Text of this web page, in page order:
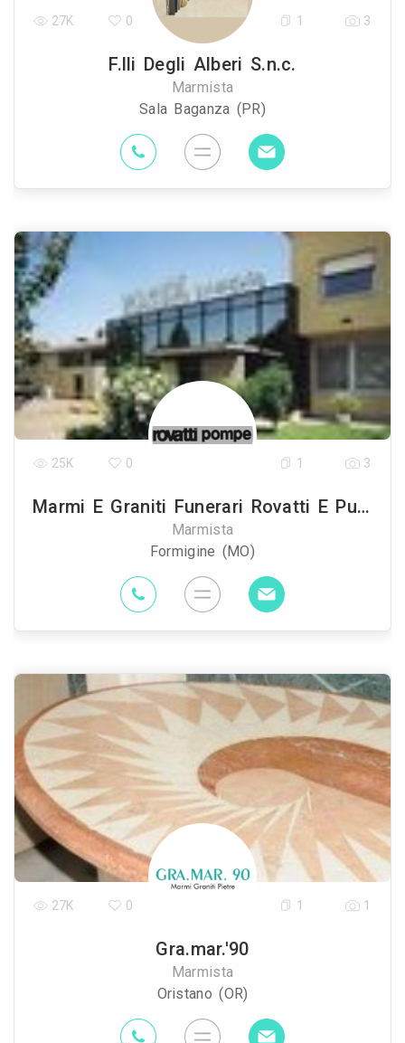
F.lli Degli Alberi S.n.c.
Marmista
Sala Baganza (PR)
27K 0 1 3
Marmi E Graniti Funerari Rovatti E Pugnaghi
Marmista
Formigine (MO)
25K 0 1 3
Gra.mar.'90
Marmista
Oristano (OR)
27K 0 1 1